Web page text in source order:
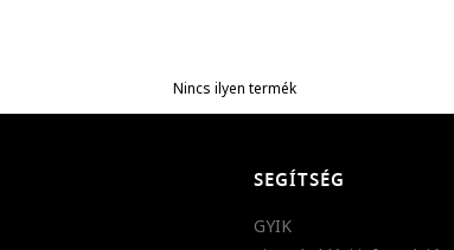
Nincs ilyen termék
SEGÍTSÉG
GYIK